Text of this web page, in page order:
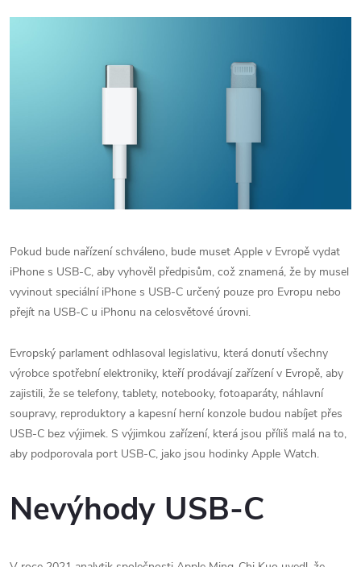
Pokud bude nařízení schváleno, bude muset Apple v Evropě vydat
iPhone s USB-C, aby vyhověl předpisům, což znamená, že by musel
vyvinout speciální iPhone s USB-C určený pouze pro Evropu nebo
přejít na USB-C u iPhonu na celosvětové úrovni.
Evropský parlament odhlasoval legislativu, která donutí všechny
výrobce spotřební elektroniky, kteří prodávají zařízení v Evropě, aby
zajistili, že se telefony, tablety, notebooky, fotoaparáty, náhlavní
soupravy, reproduktory a kapesní herní konzole budou nabíjet přes
USB-C bez výjimek. S výjimkou zařízení, která jsou příliš malá na to,
aby podporovala port USB-C, jako jsou hodinky Apple Watch.
Nevýhody USB-C